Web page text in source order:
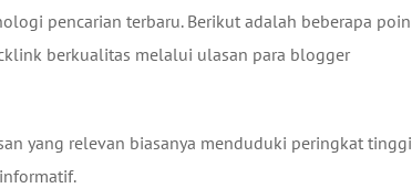
pencarian terbaru. Berikut adalah beberapa poin
berkualitas melalui ulasan para blogger
yang relevan biasanya menduduki peringkat tinggi